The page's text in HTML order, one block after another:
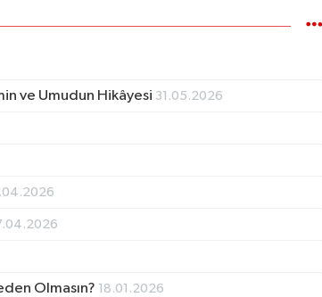
ve Umudun Hikâyesi 31.05.2026
Olmasın? 18.01.2026